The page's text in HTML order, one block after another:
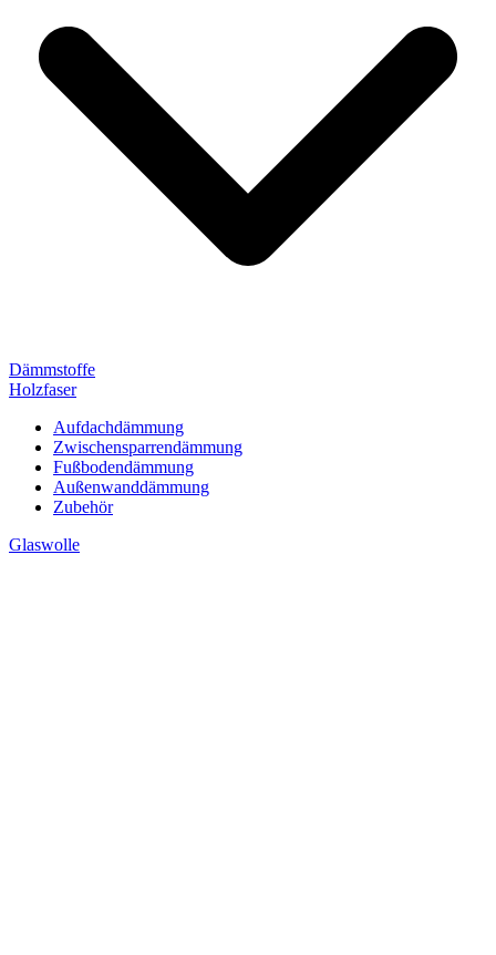
Dämmstoffe
Holzfaser
Aufdachdämmung
Zwischensparrendämmung
Fußbodendämmung
Außenwanddämmung
Zubehör
Glaswolle